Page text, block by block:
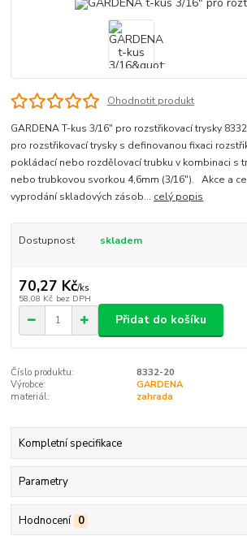
Ohodnotit produkt
GARDENA T-kus 3/16" pro rozstřikovací trysky
pro rozstřikovací trysky s definovanou fixaci
pokládací nebo rozdělovací trubku v kombinaci s
nebo trubkovou svorkou 4,6mm (3/16"). Akce a
vyprodání skladových zásob... celý popis
Dostupnost skladem
70,27 Kč/ks
58,08 Kč bez DPH
Přidat do košíku
Číslo produktu:
8332-20
Výrobce:
GARDENA
materiál:
zahrada
Kompletní specifikace
Parametry
Hodnocení 0